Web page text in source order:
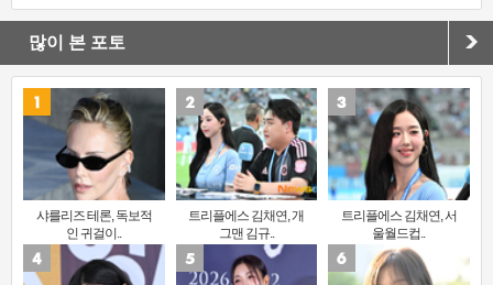
많이 본 포토
샤를리즈 테론, 독보적
인 귀걸이..
트리플에스 김채연, 개
그맨 김규..
트리플에스 김채연, 서
울월드컵..